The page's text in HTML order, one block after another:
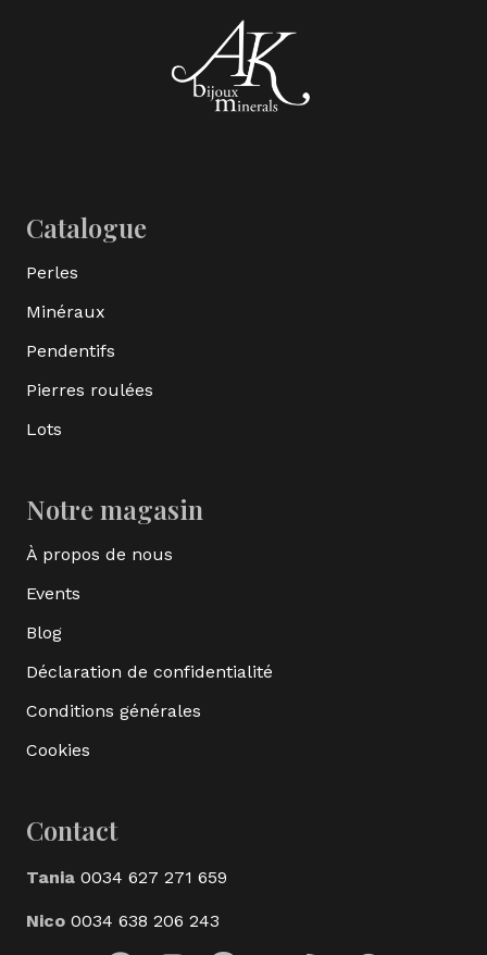
Catalogue
Perles
Minéraux
Pendentifs
Pierres roulées
Lots
Notre magasin
À propos de nous
Events
Blog
Déclaration de confidentialité
Conditions générales
Cookies
Contact
Tania 0034 627 271 659
Nico 0034 638 206 243